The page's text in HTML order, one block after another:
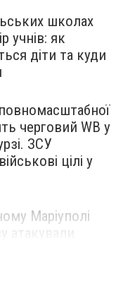
школах
учнів: як
діти та куди
черговий WB у
ЗСУ
цілі у
Маріуполі